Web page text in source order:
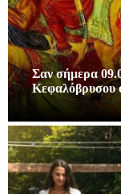
Σαν σήμερα